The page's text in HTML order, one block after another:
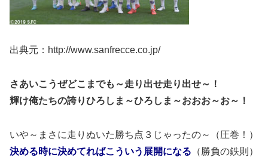
出典元：http://www.sanfrecce.co.jp/
さあいこうぜどこまでも～走り出せ走り出せ～！
輝け俺たちの誇りひろしま～ひろしま～おおお～お～！
いや～まさに走りぬいた勝ち点３じゃったの～（圧巻！）
決める時に決めてればこういう展開になる （勝負の鉄則）